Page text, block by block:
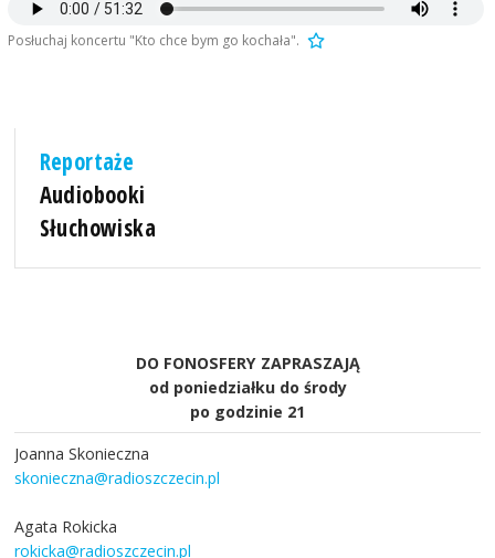
Posłuchaj koncertu "Kto chce bym go kochała".
Reportaże
Audiobooki
Słuchowiska
DO FONOSFERY ZAPRASZAJĄ
od poniedziałku do środy
po godzinie 21
Joanna Skonieczna
skonieczna@radioszczecin.pl
Agata Rokicka
rokicka@radioszczecin.pl